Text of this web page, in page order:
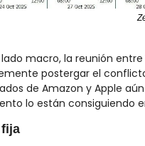
lado macro, la reunión
postergar el
de Amazon y Apple
lo están consiguiendo